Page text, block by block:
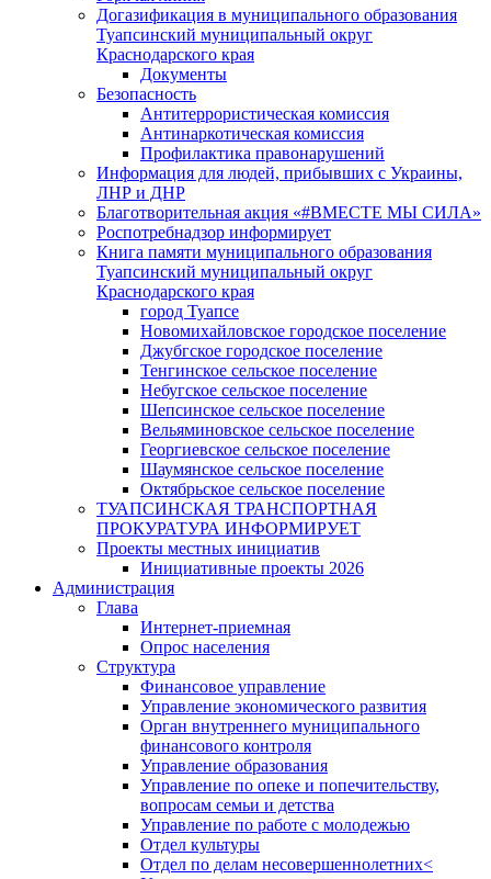
Догазификация в муниципального образования
Туапсинский муниципальный округ
Краснодарского края
Документы
Безопасность
Антитеррористическая комиссия
Антинаркотическая комиссия
Профилактика правонарушений
Информация для людей, прибывших с Украины,
ЛНР и ДНР
Благотворительная акция «#ВМЕСТЕ МЫ СИЛА»
Роспотребнадзор информирует
Книга памяти муниципального образования
Туапсинский муниципальный округ
Краснодарского края
город Туапсе
Новомихайловское городское поселение
Джубгское городское поселение
Тенгинское сельское поселение
Небугское сельское поселение
Шепсинское сельское поселение
Вельяминовское сельское поселение
Георгиевское сельское поселение
Шаумянское сельское поселение
Октябрьское сельское поселение
ТУАПСИНСКАЯ ТРАНСПОРТНАЯ
ПРОКУРАТУРА ИНФОРМИРУЕТ
Проекты местных инициатив
Инициативные проекты 2026
Администрация
Глава
Интернет-приемная
Опрос населения
Структура
Финансовое управление
Управление экономического развития
Орган внутреннего муниципального
финансового контроля
Управление образования
Управление по опеке и попечительству,
вопросам семьи и детства
Управление по работе с молодежью
Отдел культуры
Отдел по делам несовершеннолетних<